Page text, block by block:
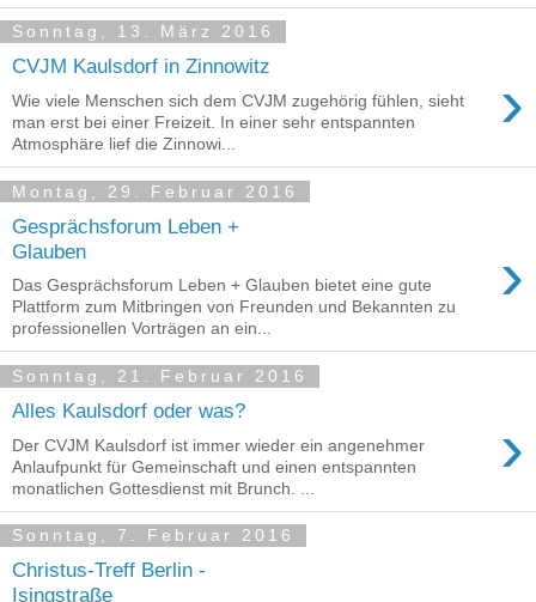
Sonntag, 13. März 2016
CVJM Kaulsdorf in Zinnowitz ›
Wie viele Menschen sich dem CVJM zugehörig fühlen, sieht
man erst bei einer Freizeit. In einer sehr entspannten
Atmosphäre lief die Zinnowi...
Montag, 29. Februar 2016
Gesprächsforum Leben +
Glauben
›
Das Gesprächsforum Leben + Glauben bietet eine gute
Plattform zum Mitbringen von Freunden und Bekannten zu
professionellen Vorträgen an ein...
Sonntag, 21. Februar 2016
Alles Kaulsdorf oder was? ›
Der CVJM Kaulsdorf ist immer wieder ein angenehmer
Anlaufpunkt für Gemeinschaft und einen entspannten
monatlichen Gottesdienst mit Brunch. ...
Sonntag, 7. Februar 2016
Christus-Treff Berlin -
Isingstraße